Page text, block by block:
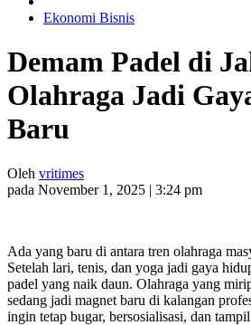
Ekonomi Bisnis
Demam Padel di
Olahraga Jadi
Baru
Oleh vritimes
pada November 1, 2025 | 3:24 pm
Ada yang baru di antara tren olahraga
Setelah lari, tenis, dan yoga jadi gaya
padel yang naik daun. Olahraga yang
sedang jadi magnet baru di kalangan
ingin tetap bugar, bersosialisasi, dan